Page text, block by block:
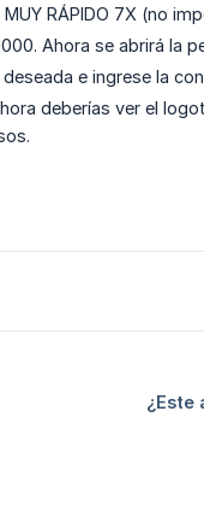
RÁPIDO 7X (no
Ahora se abrirá la
e ingrese la
deberías ver el
¿Este